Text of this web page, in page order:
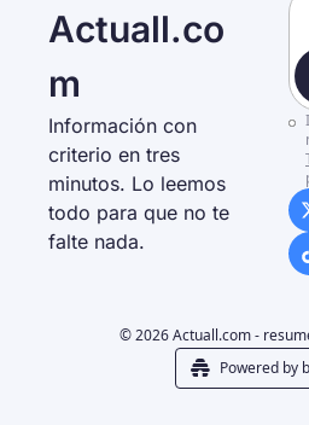
Actuall.co
m
Información con
criterio en tres
minutos. Lo leemos
todo para que no te
falte nada.
© 2026 Actuall.com -
Powered by